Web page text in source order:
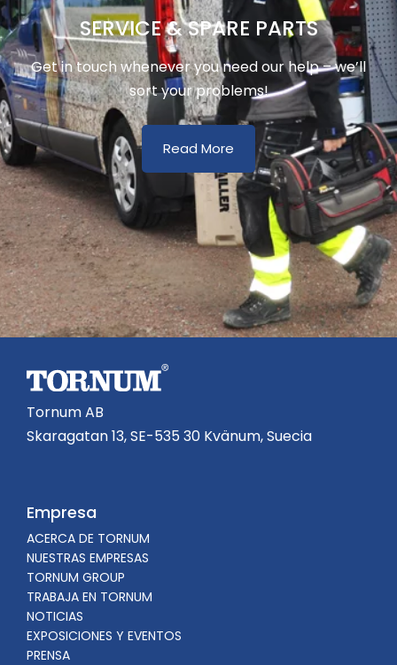
SERVICE & SPARE PARTS
Get in touch whenever you need our help – we’ll
sort your problems!
Read More
Tornum AB
Skaragatan 13, SE-535 30 Kvänum, Suecia
Empresa
ACERCA DE TORNUM
NUESTRAS EMPRESAS
TORNUM GROUP
TRABAJA EN TORNUM
NOTICIAS
EXPOSICIONES Y EVENTOS
PRENSA